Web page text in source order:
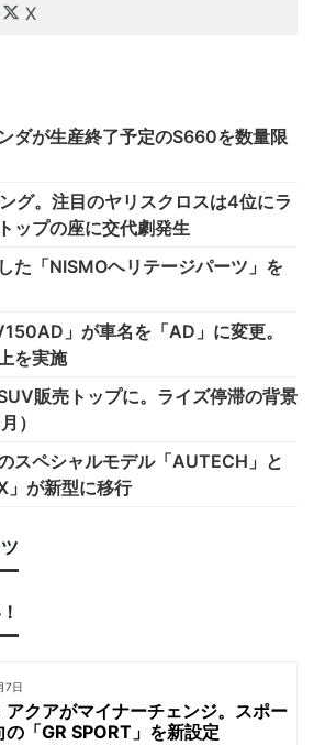
X
ダが生産終了予定のS660を数量限
グ。注目のヤリスクロスは4位にラ
ップの座に交代劇発生
た「NISMOヘリテージパーツ」を
」が車名を「AD」に変更。
を実施
販売トップに。ライズ停滞の背景
）
スペシャルモデル「AUTECH」と
」が新型に移行
7日
アクアがマイナーチェンジ。スポー
の「GR SPORT」を新設定